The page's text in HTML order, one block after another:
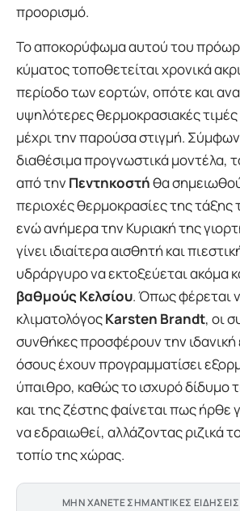
προορισμό.
Το αποκορύφωμα αυτού του
κύματος τοποθετείται χρονικά
περίοδο των εορτών, οπότε και
υψηλότερες θερμοκρασιακές
μέχρι την παρούσα στιγμή.
διαθέσιμα προγνωστικά μοντέλα,
από την Πεντηκοστήθα
περιοχές θερμοκρασίες της
ενώ ανήμερα την Κυριακή της
γίνει ιδιαίτερα αισθητή και
υδράργυρο να εκτοξεύεται ακόμα
βαθμούς Κελσίου. Όπως φέρεται
κλιματολόγοςKarsten Brandt, οι
συνθήκες προσφέρουν την ιδανική
όσους έχουν προγραμματίσει
ύπαιθρο, καθώς το ισχυρό δίδυμο
και της ζέστης φαίνεται πως ήρθε
να εδραιωθεί, αλλάζοντας ριζικά
τοπίο της χώρας.
ΜΗΝ ΧΑΝΕΤΕ ΣΗΜΑΝΤΙΚΕΣ ΕΙΔΗΣΕΙΣ